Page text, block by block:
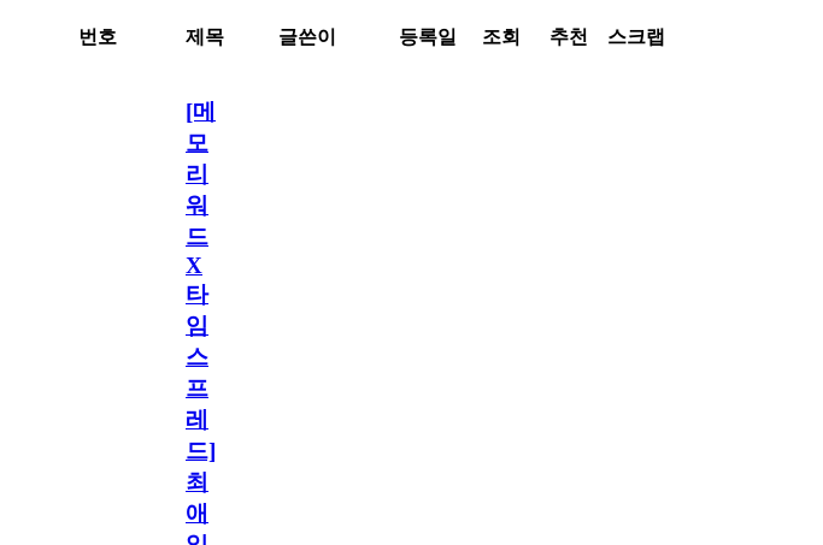
번호 제목 글쓴이 등록일 조회 추천 스크랩
[메
모
리
워
드
X
타
임
스
프
레
드]
최
애